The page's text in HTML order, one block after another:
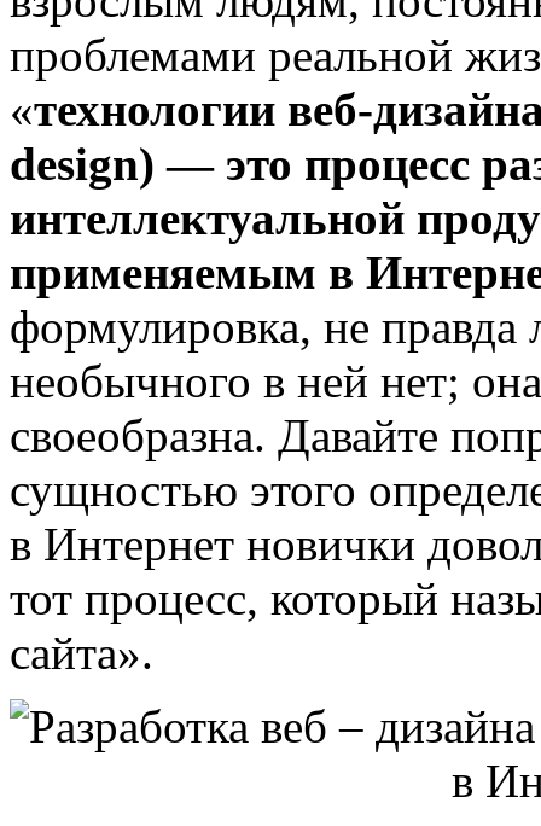
проблемами реальной
«технологии веб-
design) — это процесс
интеллектуальной
применяемым в
формулировка, не правда
необычного в ней нет;
своеобразна. Давайте
сущностью этого
в Интернет новички
тот процесс, который
сайта».